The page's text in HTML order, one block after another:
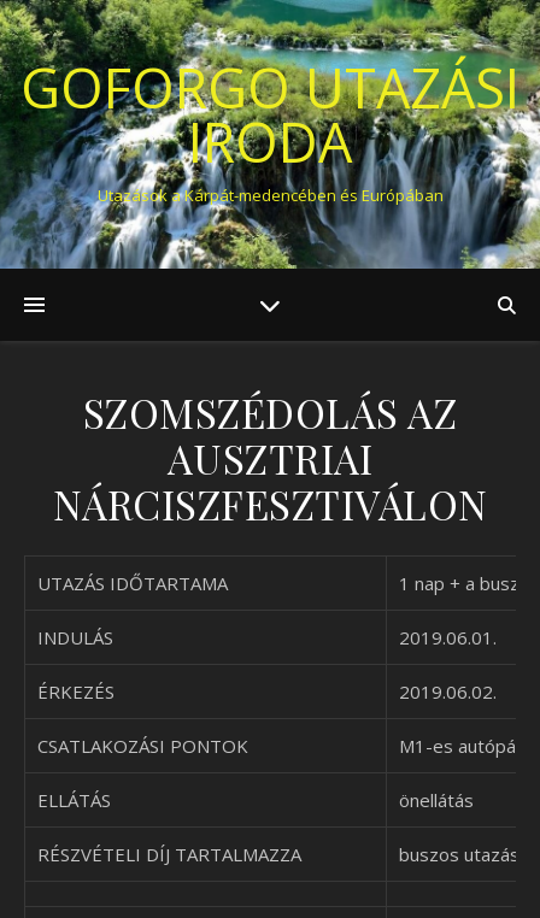
GOFORGO UTAZÁSI
IRODA
Utazások a Kárpát-medencében és Európában
SZOMSZÉDOLÁS AZ
AUSZTRIAI
NÁRCISZFESZTIVÁLON
UTAZÁS IDŐTARTAMA 1 nap + a
INDULÁS 2019.06.01.
ÉRKEZÉS 2019.06.02.
CSATLAKOZÁSI PONTOK M1-es
ELLÁTÁS önellátás
RÉSZVÉTELI DÍJ TARTALMAZZA buszos utazás